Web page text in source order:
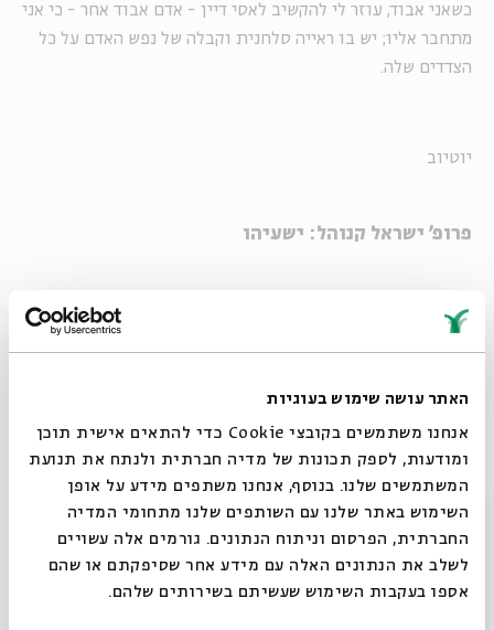
האתר עושה שימוש בעוגיות
אנחנו משתמשים בקובצי Cookie כדי להתאים אישית תוכן
ומודעות, לספק תכונות של מדיה חברתית ולנתח את תנועת
המשתמשים שלנו. בנוסף, אנחנו משתפים מידע על אופן
השימוש באתר שלנו עם השותפים שלנו מתחומי המדיה
החברתית, הפרסום וניתוח הנתונים. גורמים אלה עשויים
לשלב את הנתונים האלה עם מידע אחר שסיפקתם או שהם
אספו בעקבות השימוש שעשיתם בשירותים שלהם.
כשאני אבוד, עוזר לי להקשיב לאסי דיין - אדם אבוד אחר - כי אני
מתחבר אליו; יש בו ראייה סלחנית וקבלה של נפש האדם על כל
הצדדים שלה.
יוטיוב
פרופ' ישראל קנוהל: ישעיהו
בישעיהו יש שילוב מעניין בין חזון מוסרי עמוק ומרשים
למסתורין וקדושה. בניגוד לנביאים אחרים, ישעיהו מדבר על כך
כלכלי על עניים ומדכאים אותם. יש לו גם ביקורת על הפולחן -
קורבן שהידיים המקריבות אותו מלאות בדם לא יתקבל. לדבריו,
כמו עמוס וירמיהו, ישעיהו מחובר למקדש, והריטואלים שלו תמיד
מסתוריים.
סגור